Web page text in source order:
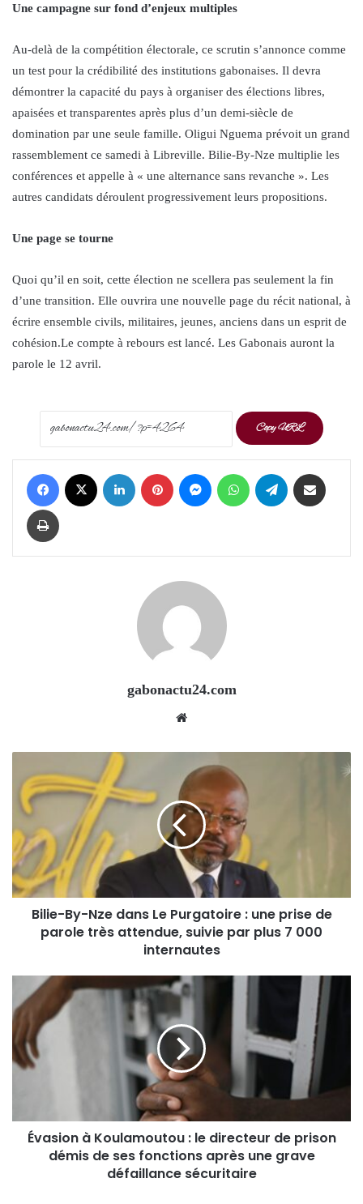
Une campagne sur fond d’enjeux multiples
Au-delà de la compétition électorale, ce scrutin s’annonce comme
un test pour la crédibilité des institutions gabonaises. Il devra
démontrer la capacité du pays à organiser des élections libres,
apaisées et transparentes après plus d’un demi-siècle de
domination par une seule famille. Oligui Nguema prévoit un grand
rassemblement ce samedi à Libreville. Bilie-By-Nze multiplie les
conférences et appelle à « une alternance sans revanche ». Les
autres candidats déroulent progressivement leurs propositions.
Une page se tourne
Quoi qu’il en soit, cette élection ne scellera pas seulement la fin
d’une transition. Elle ouvrira une nouvelle page du récit national, à
écrire ensemble civils, militaires, jeunes, anciens dans un esprit de
cohésion.Le compte à rebours est lancé. Les Gabonais auront la
parole le 12 avril.
Copy URL
Facebook LinkedIn Pinterest Messenger WhatsApp Telegram
Print
gabonactu24.com
Bilie-By-Nze dans Le Purgatoire : une prise de
parole très attendue, suivie par plus 7 000
internautes
Évasion à Koulamoutou : le directeur de prison
démis de ses fonctions après une grave
défaillance sécuritaire